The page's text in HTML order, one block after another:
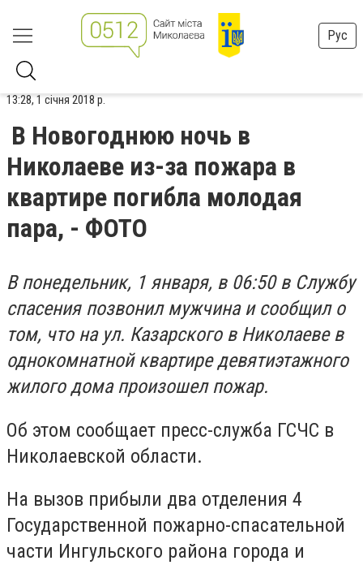
Рус
13:28, 1 січня 2018 р.
В Новогоднюю ночь в
Николаеве из-за пожара в
квартире погибла молодая
пара, - ФОТО
В понедельник, 1 января, в 06:50 в Службу
спасения позвонил мужчина и сообщил о
том, что на ул. Казарского в Николаеве в
однокомнатной квартире девятиэтажного
жилого дома произошел пожар.
Об этом сообщает пресс-служба ГСЧС в
Николаевской области.
На вызов прибыли два отделения 4
Государственной пожарно-спасательной
части Ингульского района города и